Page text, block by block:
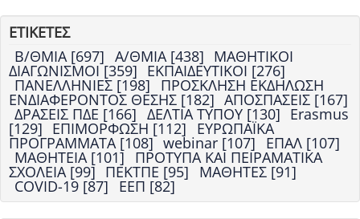
ΕΤΙΚΕΤΕΣ
Β/ΘΜΙΑ [697] Α/ΘΜΙΑ [438] ΜΑΘΗΤΙΚΟΙ
ΔΙΑΓΩΝΙΣΜΟΙ [359] ΕΚΠΑΙΔΕΥΤΙΚΟΙ [276]
ΠΑΝΕΛΛΗΝΙΕΣ [198] ΠΡΟΣΚΛΗΣΗ ΕΚΔΗΛΩΣΗ
ΕΝΔΙΑΦΕΡΟΝΤΟΣ ΘΕΣΗΣ [182] ΑΠΟΣΠΑΣΕΙΣ [167]
ΔΡΑΣΕΙΣ ΠΔΕ [166] ΔΕΛΤΙΑ ΤΥΠΟΥ [130] Erasmus
[129] ΕΠΙΜΟΡΦΩΣΗ [112] ΕΥΡΩΠΑΪΚΑ
ΠΡΟΓΡΑΜΜΑΤΑ [108] webinar [107] ΕΠΑΛ [107]
ΜΑΘΗΤΕΙΑ [101] ΠΡΟΤΥΠΑ ΚΑΙ ΠΕΙΡΑΜΑΤΙΚΑ
ΣΧΟΛΕΙΑ [99] ΠΕΚΤΠΕ [95] ΜΑΘΗΤΕΣ [91]
COVID-19 [87] ΕΕΠ [82]